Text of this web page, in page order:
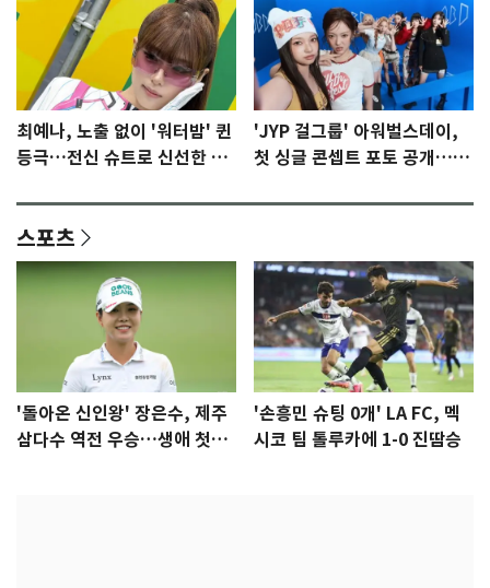
최예나, 노출 없이 '워터밤' 퀸
등극…전신 슈트로 신선한 충
'JYP 걸그룹' 아워벌스데이,
첫 싱글 콘셉트 포토 공개…청
스포츠
'돌아온 신인왕' 장은수, 제주
삼다수 역전 우승…생애 첫승
'손흥민 슈팅 0개' LA FC, 멕
시코 팀 톨루카에 1-0 진땀승